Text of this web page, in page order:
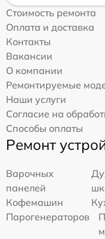
Стоимость ремонта
Оплата и доставка
Контакты
Вакансии
О компании
Ремонтируемые
Наши услуги
Согласие на
Способы оплаты
Ремонт
Варочных
панелей
Кофемашин
Парогенераторов